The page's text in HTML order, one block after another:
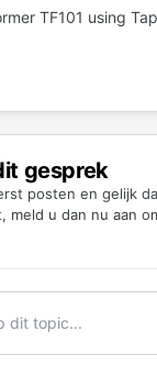
TF101 using
gesprek
posten en gelijk
meld u dan nu aan
dit topic...